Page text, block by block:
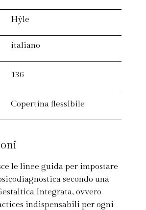
Hỳle
italiano
136
Copertina flessibile
le linee guida per impostare
secondo una
Integrata, ovvero
indispensabili per ogni